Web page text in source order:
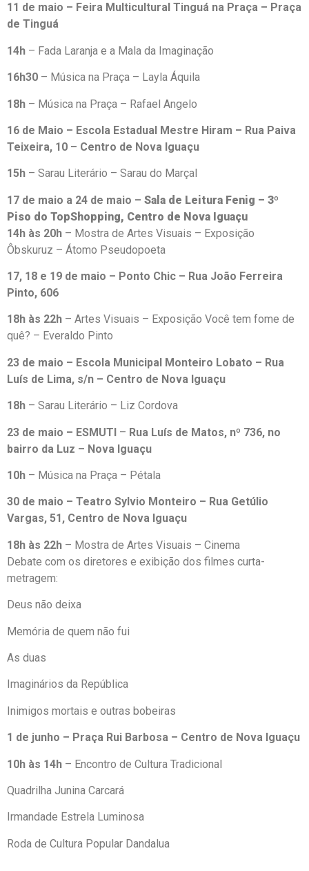
11 de maio – Feira Multicultural Tinguá na Praça – Praça
de Tinguá
14h – Fada Laranja e a Mala da Imaginação
16h30 – Música na Praça – Layla Áquila
18h – Música na Praça – Rafael Angelo
16 de Maio – Escola Estadual Mestre Hiram – Rua Paiva
Teixeira, 10 – Centro de Nova Iguaçu
15h – Sarau Literário – Sarau do Marçal
17 de maio a 24 de maio – Sala de Leitura Fenig – 3º
Piso do TopShopping, Centro de Nova Iguaçu
14h às 20h – Mostra de Artes Visuais – Exposição
Ôbskuruz – Átomo Pseudopoeta
17, 18 e 19 de maio – Ponto Chic – Rua João Ferreira
Pinto, 606
18h às 22h – Artes Visuais – Exposição Você tem fome de
quê? – Everaldo Pinto
23 de maio – Escola Municipal Monteiro Lobato – Rua
Luís de Lima, s/n – Centro de Nova Iguaçu
18h – Sarau Literário – Liz Cordova
23 de maio – ESMUTI – Rua Luís de Matos, nº 736, no
bairro da Luz – Nova Iguaçu
10h – Música na Praça – Pétala
30 de maio – Teatro Sylvio Monteiro – Rua Getúlio
Vargas, 51, Centro de Nova Iguaçu
18h às 22h – Mostra de Artes Visuais – Cinema
Debate com os diretores e exibição dos filmes curta-
metragem:
Deus não deixa
Memória de quem não fui
As duas
Imaginários da República
Inimigos mortais e outras bobeiras
1 de junho – Praça Rui Barbosa – Centro de Nova Iguaçu
10h às 14h – Encontro de Cultura Tradicional
Quadrilha Junina Carcará
Irmandade Estrela Luminosa
Roda de Cultura Popular Dandalua